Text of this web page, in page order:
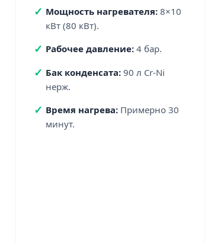
✓ Мощность нагревателя: 8×10
кВт (80 кВт).
✓ Рабочее давление: 4 бар.
✓ Бак конденсата: 90 л Cr-Ni
нерж.
✓ Время нагрева: Примерно 30
минут.